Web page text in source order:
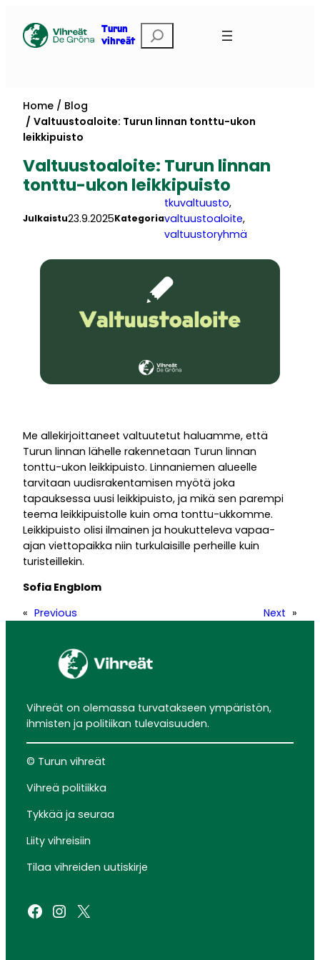
content
Turun
vihreät
Etsi
Home
Blog
Valtuustoaloite: Turun linnan tonttu-ukon
leikkipuisto
Valtuustoaloite: Turun linnan
tonttu-ukon leikkipuisto
Julkaistu23.9.2025Kategoria
tkuvaltuusto
valtuustoaloite
valtuustoryhmä
Me allekirjoittaneet valtuutetut haluamme, että
Turun linnan lähelle rakennetaan Turun linnan
tonttu-ukon leikkipuisto. Linnaniemen alueelle
tarvitaan uudisrakentamisen myötä joka
tapauksessa uusi leikkipuisto, ja mikä sen parempi
teema leikkipuistolle kuin oma tonttu-ukkomme.
Leikkipuisto olisi ilmainen ja houkutteleva vapaa-
ajan viettopaikka niin turkulaisille perheille kuin
turisteillekin.
Sofia Engblom
« Previous Next »
Vihreät on olemassa turvatakseen ympäristön,
ihmisten ja politiikan tulevaisuuden.
© Turun vihreät
Vihreä politiikka
Tykkää ja seuraa
Liity vihreisiin
Tilaa vihreiden uutiskirje
Facebook
Instagram
X